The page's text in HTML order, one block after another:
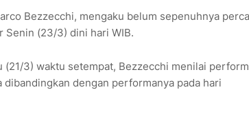
Bezzecchi, mengaku belum sepenuhnya
Senin (23/3) dini hari WIB.
3) waktu setempat, Bezzecchi menilai
dengan performanya pada hari